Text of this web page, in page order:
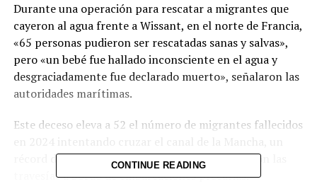
Durante una operación para rescatar a migrantes que
cayeron al agua frente a Wissant, en el norte de Francia,
«65 personas pudieron ser rescatadas sanas y salvas»,
pero «un bebé fue hallado inconsciente en el agua y
desgraciadamente fue declarado muerto», señalaron las
autoridades marítimas.
Este deceso eleva a 52 el número de migrantes fallecidos
récord desde 2018, año en el que se intensificaron las
travesías a bordo de embarcaciones precarias.
CONTINUE READING